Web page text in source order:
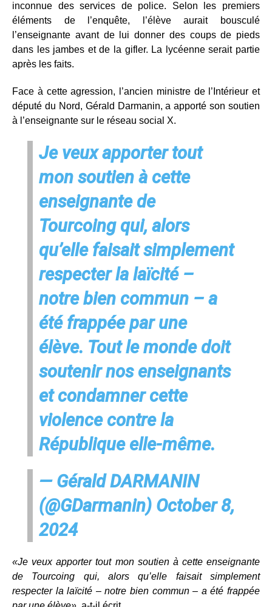
inconnue des services de police. Selon les premiers
éléments de l’enquête, l’élève aurait bousculé
l’enseignante avant de lui donner des coups de pieds
dans les jambes et de la gifler. La lycéenne serait partie
après les faits.
Face à cette agression, l’ancien ministre de l’Intérieur et
député du Nord, Gérald Darmanin, a apporté son soutien
à l’enseignante sur le réseau social X.
Je veux apporter tout
mon soutien à cette
enseignante de
Tourcoing qui, alors
qu’elle faisait simplement
respecter la laïcité –
notre bien commun – a
été frappée par une
élève. Tout le monde doit
soutenir nos enseignants
et condamner cette
violence contre la
République elle-même.
— Gérald DARMANIN
(@GDarmanin) October 8,
2024
«Je veux apporter tout mon soutien à cette enseignante
de Tourcoing qui, alors qu’elle faisait simplement
respecter la laïcité – notre bien commun – a été frappée